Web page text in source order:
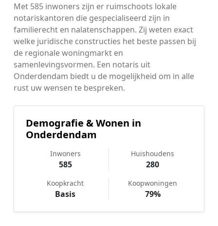
Met 585 inwoners zijn er ruimschoots lokale
notariskantoren die gespecialiseerd zijn in
familierecht en nalatenschappen. Zij weten exact
welke juridische constructies het beste passen bij
de regionale woningmarkt en
samenlevingsvormen. Een notaris uit
Onderdendam biedt u de mogelijkheid om in alle
rust uw wensen te bespreken.
Demografie & Wonen in
Onderdendam
Inwoners
585
Huishoudens
280
Koopkracht
Basis
Koopwoningen
79%